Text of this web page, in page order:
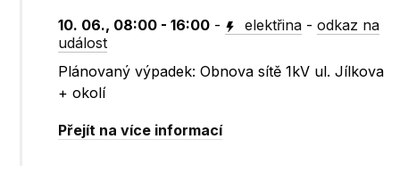
10. 06., 08:00 - 16:00 - elektřina -odkaz na
událost
Plánovaný výpadek: Obnova sítě 1kV ul. Jílkova
+ okolí
Přejít na více informací